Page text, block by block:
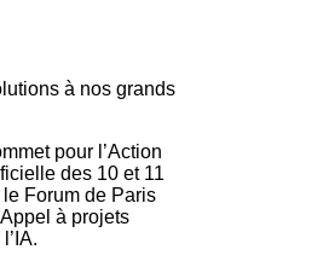
à nos grands
pour l’Action
des 10 et 11
Forum de Paris
à projets